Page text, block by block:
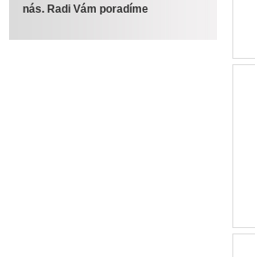
nás. Radi Vám poradíme